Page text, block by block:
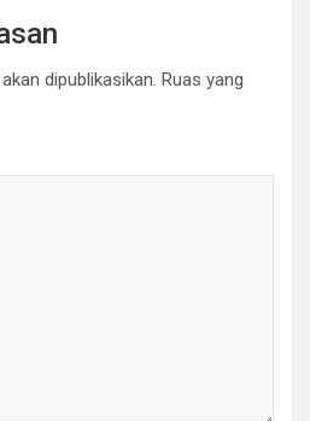
dipublikasikan. Ruas yang